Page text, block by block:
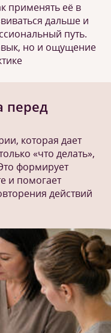
перед
которая дает
«что делать»,
формирует
и помогает
действий
применять её в
дальше и
путь.
но и ощущение